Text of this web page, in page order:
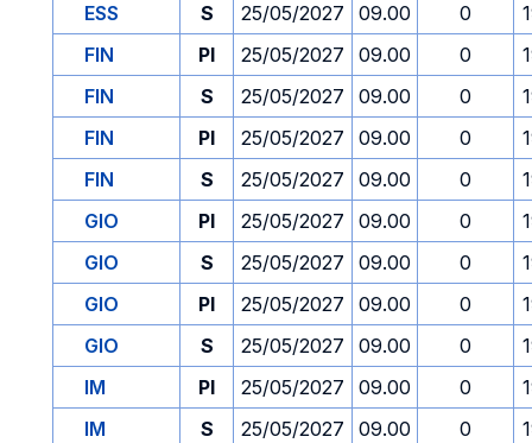
ESS
S 25/05/2027 09.00 0
FIN
PI 25/05/2027 09.00 0
FIN
S 25/05/2027 09.00 0
FIN
PI 25/05/2027 09.00 0
FIN
S 25/05/2027 09.00 0
GIO
PI 25/05/2027 09.00 0
GIO
S 25/05/2027 09.00 0
GIO
PI 25/05/2027 09.00 0
GIO
S 25/05/2027 09.00 0
IM
PI 25/05/2027 09.00 0
IM
S 25/05/2027 09.00 0